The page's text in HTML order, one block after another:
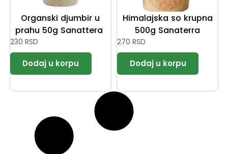
Organski djumbir u
prahu 50g Sanattera
230 RSD
Himalajska so krupna
500g Sanaterra
270 RSD